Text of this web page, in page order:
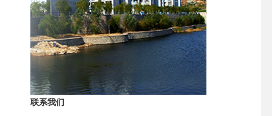
联系我们